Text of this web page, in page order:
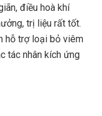
điều hoà khí
trị liệu rất tốt.
hỗ trợ loại bỏ viêm
tác nhân kích ứng